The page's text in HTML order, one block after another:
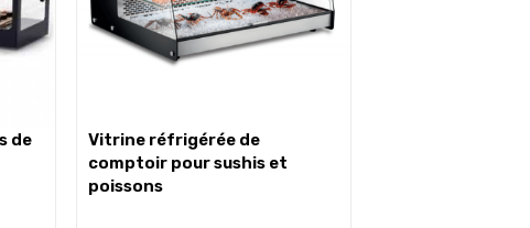
vitrine réfrigérée de
comptoir pour sushis et
poissons